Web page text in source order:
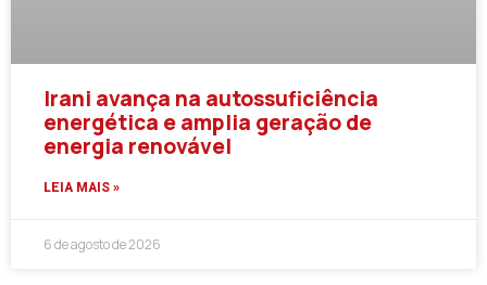
Irani avança na autossuficiência
energética e amplia geração de
energia renovável
LEIA MAIS »
6 de agosto de 2026